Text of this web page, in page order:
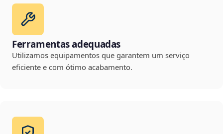
Ferramentas adequadas
Utilizamos equipamentos que garantem um serviço
eficiente e com ótimo acabamento.